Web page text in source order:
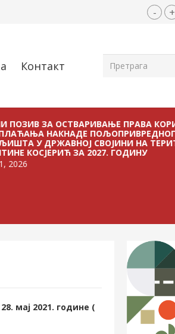
- +
Контакт
ЗА ОСТВАРИВАЊЕ ПРАВА КОРИШЋЕЊА
НАКНАДЕ ПОЉОПРИВРЕДНОГ
СВОЈИНИ НА ТЕРИТОРИЈИ
ЗА 2027. ГОДИНУ
мај 2021. године (